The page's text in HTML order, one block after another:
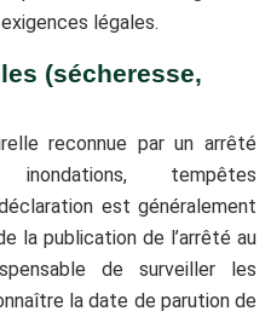
légales.
(sécheresse,
reconnue par un arrêté
inondations, tempêtes
est généralement
la publication de l’arrêté au
de surveiller les
la date de parution de